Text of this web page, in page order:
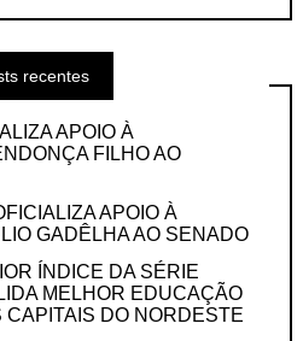
recentes
APOIO À
FILHO AO
APOIO À
GADÊLHA AO SENADO
ÍNDICE DA SÉRIE
MELHOR EDUCAÇÃO
CAPITAIS DO NORDESTE